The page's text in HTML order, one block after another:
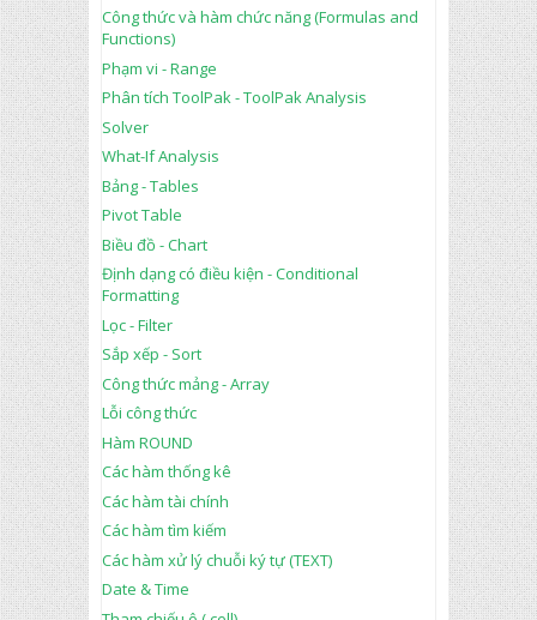
Công thức và hàm chức năng (Formulas and
Functions)
Phạm vi - Range
Phân tích ToolPak - ToolPak Analysis
Solver
What-If Analysis
Bảng - Tables
Pivot Table
Biều đồ - Chart
Định dạng có điều kiện - Conditional
Formatting
Lọc - Filter
Sắp xếp - Sort
Công thức mảng - Array
Lỗi công thức
Hàm ROUND
Các hàm thống kê
Các hàm tài chính
Các hàm tìm kiếm
Các hàm xử lý chuỗi ký tự (TEXT)
Date & Time